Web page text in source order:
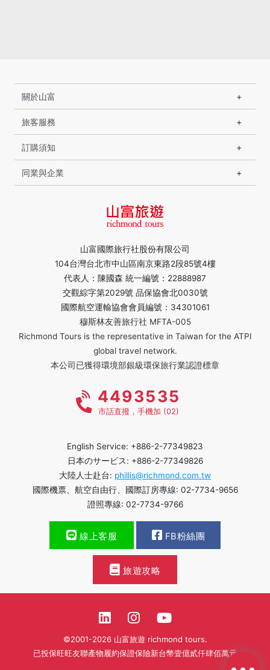
山富國際旅行社股份有限公司
104台灣台北市中山區南京東路2段85號4樓
代表人：陳國森 統一編號：22888987
交觀綜字第2029號 品保協會北0030號
國際航空運輸協會會員編號：34301061
穆斯林友善旅行社 MFTA-005
Richmond Tours is the representative in Taiwan for the ATPI
global travel network.
本公司已獲得環境部銀級環保旅行業認證標章
關於山富
旅客服務
訂購須知
同業與企業
4493535
市話直撥，手機加 (02)
English Service: +886-2-77349823
日本のサービス: +886-2-77349826
大陸人士赴台: phillis@richmond.com.tw
國際機票、航空自由行、國際訂房專線: 02-7734-9656
證照專線: 02-7734-9766
線上客服 FB粉絲團
旅遊攻略
©2001-2026 山富旅遊 richmond tours.
已投保旺旺友聯產物履約保證保險新台幣壹億貳仟肆佰萬元